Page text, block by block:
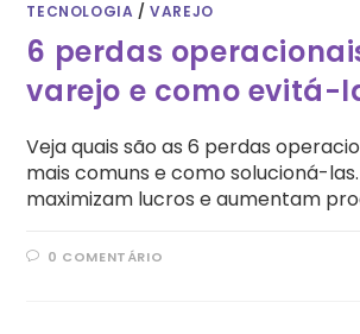
TECNOLOGIA /VAREJO
6 perdas
varejo e como evitá-
Veja quais são as 6 perdas
mais comuns e como solucioná-
maximizam lucros e aumentam
0 COMENTÁRIO